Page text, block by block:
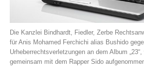
Die Kanzlei Bindhardt, Fiedler, Zerbe
für Anis Mohamed Ferchichi alias Bushido
Urheberrechtsverletzungen an dem Album
gemeinsam mit dem Rapper Sido